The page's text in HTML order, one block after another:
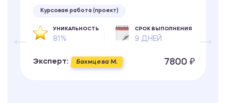
Курсовая работа (проект)
УНИКАЛЬНОСТЬ
81%
СРОК ВЫПОЛНЕНИЯ
9 ДНЕЙ
Эксперт: Бакмцева М. 7800 ₽